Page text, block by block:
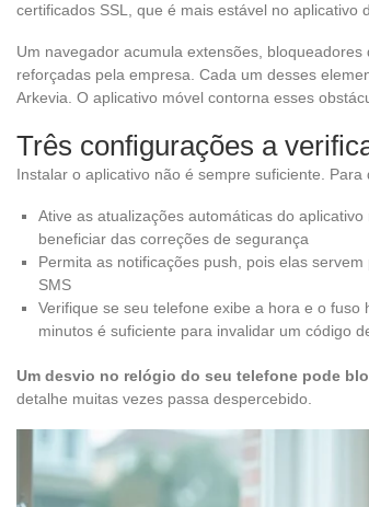
certificados SSL, que é mais estável no
Um navegador acumula extensões,
reforçadas pela empresa. Cada um desses
Arkevia. O aplicativo móvel contorna esses
Três configurações a
Instalar o aplicativo não é sempre suficiente.
Ative as atualizações automáticas do
beneficiar das correções de segurança
Permita as notificações push, pois elas
SMS
Verifique se seu telefone exibe a hora e o
minutos é suficiente para invalidar um código
Um desvio no relógio do seu telefone pode
detalhe muitas vezes passa despercebido.